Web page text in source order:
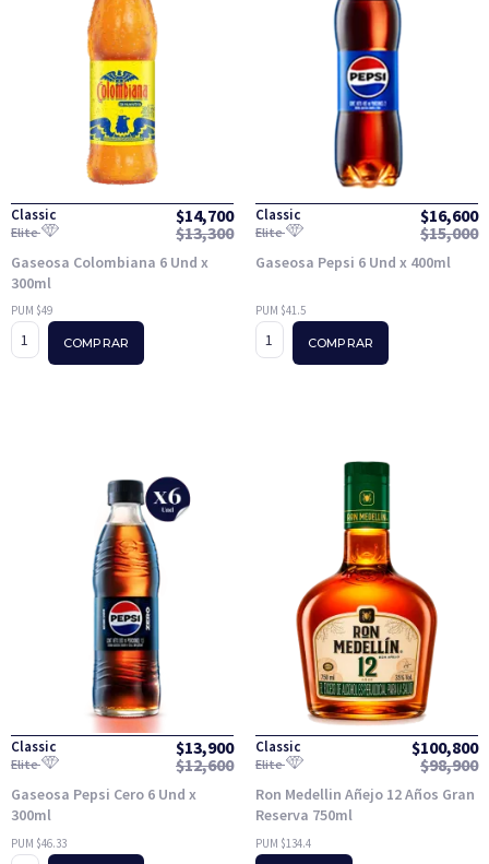
Classic $14,700
Elite $13,300
Gaseosa Colombiana 6 Und x
300ml
PUM $49
COMPRAR
Classic $16,600
Elite $15,000
Gaseosa Pepsi 6 Und x 400ml
PUM $41.5
COMPRAR
Classic $13,900
Elite $12,600
Gaseosa Pepsi Cero 6 Und x
300ml
PUM $46.33
Classic $100,800
Elite $98,900
Ron Medellin Añejo 12 Años Gran
Reserva 750ml
PUM $134.4